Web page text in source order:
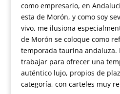
como empresario, en
esta de Morón, y como soy
vivo, me ilusiona
de Morón se coloque como
temporada taurina andaluza.
trabajar para ofrecer una
auténtico lujo, propios de
categoría, con carteles muy